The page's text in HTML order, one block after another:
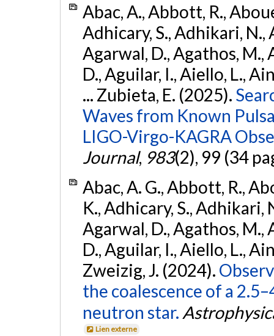
Abac, A., Abbott, R.,
Adhicary, S., Adhikari, N.,
Agarwal, D., Agathos, M.,
D., Aguilar, I., Aiello, L.,
... Zubieta, E. (2025).
Waves from Known
LIGO-Virgo-KAGRA
Journal, 983(2), 99 (34
Abac, A. G., Abbott, R.,
K., Adhicary, S., Adhikari,
Agarwal, D., Agathos, M.,
D., Aguilar, I., Aiello, L.,
Zweizig, J. (2024).
the coalescence of a
neutron star.
Lien externe